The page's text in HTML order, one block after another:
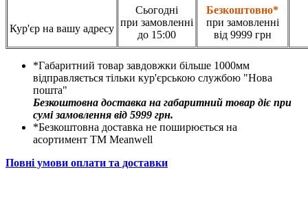
Кур'єр на вашу адресу
Сьогодні
при замовленні
до 15:00
Безкоштовно*
при замовленні
від 9999 грн
*Габаритний товар завдовжки більше 1000мм
відправляється тільки кур'єрською службою "Нова
пошта"
Безкоштовна доставка на габаритний товар діє при
сумі замовлення від 5999 грн.
*Безкоштовна доставка не поширюється на
асортимент ТМ Meanwell
Повні умови оплати та доставки